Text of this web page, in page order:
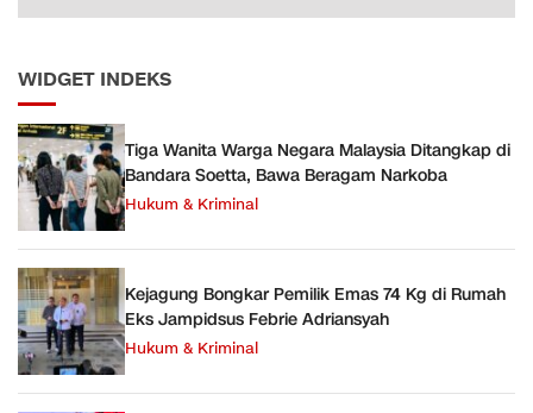
WIDGET INDEKS
Tiga Wanita Warga Negara Malaysia Ditangkap di
Bandara Soetta, Bawa Beragam Narkoba
Hukum & Kriminal
Kejagung Bongkar Pemilik Emas 74 Kg di Rumah
Eks Jampidsus Febrie Adriansyah
Hukum & Kriminal